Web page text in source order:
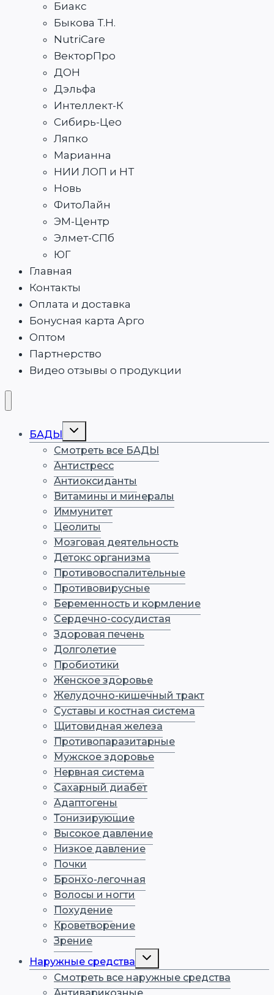
Биакс
Быкова Т.Н.
NutriCare
ВекторПро
ДОН
Дэльфа
Интеллект-К
Сибирь-Цео
Ляпко
Марианна
НИИ ЛОП и НТ
Новь
ФитоЛайн
ЭМ-Центр
Элмет-СПб
ЮГ
Главная
Контакты
Оплата и доставка
Бонусная карта Арго
Оптом
Партнерство
Видео отзывы о продукции
БАДЫ
Смотреть все БАДЫ
Антистресс
Антиоксиданты
Витамины и минералы
Иммунитет
Цеолиты
Мозговая деятельность
Детокс организма
Противовоспалительные
Противовирусные
Беременность и кормление
Сердечно-сосудистая
Здоровая печень
Долголетие
Пробиотики
Женское здоровье
Желудочно-кишечный тракт
Суставы и костная система
Щитовидная железа
Противопаразитарные
Мужское здоровье
Нервная система
Сахарный диабет
Адаптогены
Тонизирующие
Высокое давление
Низкое давление
Почки
Бронхо-легочная
Волосы и ногти
Похудение
Кроветворение
Зрение
Наружные средства
Смотреть все наружные средства